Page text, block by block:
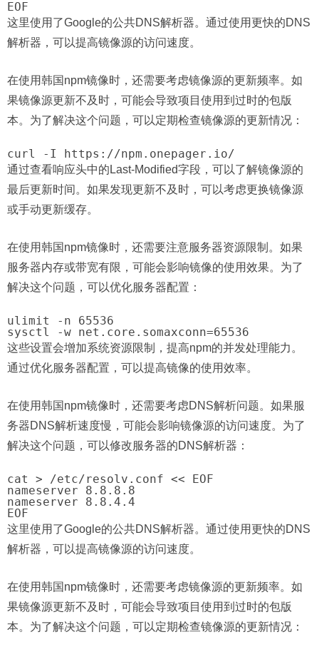
这里使用了Google的公共DNS解析器。通过使用更快的DNS
解析器，可以提高镜像源的访问速度。
在使用韩国npm镜像时，还需要考虑镜像源的更新频率。如
果镜像源更新不及时，可能会导致项目使用到过时的包版
本。为了解决这个问题，可以定期检查镜像源的更新情况：
通过查看响应头中的Last-Modified字段，可以了解镜像源的
最后更新时间。如果发现更新不及时，可以考虑更换镜像源
或手动更新缓存。
在使用韩国npm镜像时，还需要注意服务器资源限制。如果
服务器内存或带宽有限，可能会影响镜像的使用效果。为了
解决这个问题，可以优化服务器配置：
ulimit -n 65536
这些设置会增加系统资源限制，提高npm的并发处理能力。
通过优化服务器配置，可以提高镜像的使用效率。
在使用韩国npm镜像时，还需要考虑DNS解析问题。如果服
务器DNS解析速度慢，可能会影响镜像源的访问速度。为了
解决这个问题，可以修改服务器的DNS解析器：
cat > /etc/resolv.conf << EOF
nameserver 8.8.8.8
nameserver 8.8.4.4
这里使用了Google的公共DNS解析器。通过使用更快的DNS
解析器，可以提高镜像源的访问速度。
在使用韩国npm镜像时，还需要考虑镜像源的更新频率。如
果镜像源更新不及时，可能会导致项目使用到过时的包版
本。为了解决这个问题，可以定期检查镜像源的更新情况：